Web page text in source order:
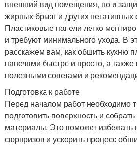
внешний вид помещения, но и
жирных брызг и других негативных
Пластиковые панели легко
и требуют минимального ухода. В
расскажем вам, как обшить кухню
панелями быстро и просто, а также
полезными советами и
Подготовка к работе
Перед началом работ необходимо
подготовить поверхность и
материалы. Это поможет избежать
сюрпризов и ускорить процесс